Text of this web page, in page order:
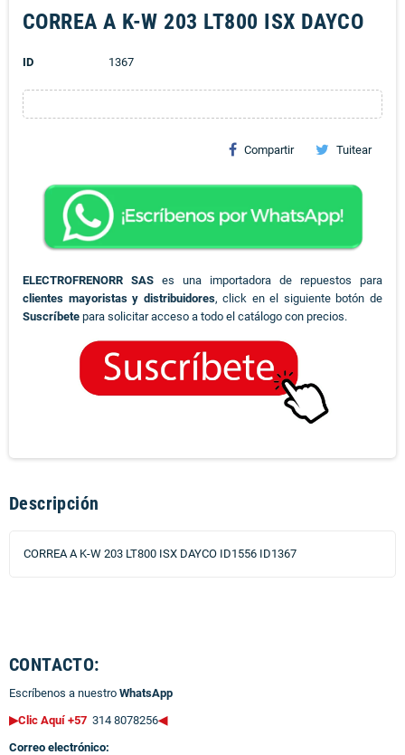
CORREA A K-W 203 LT800 ISX DAYCO
ID 1367
Compartir Tuitear
ELECTROFRENORR SAS es una importadora de repuestos para
clientes mayoristas y distribuidores, click en el siguiente botón de
Suscríbete para solicitar acceso a todo el catálogo con precios.
Descripción
CORREA A K-W 203 LT800 ISX DAYCO ID1556 ID1367
CONTACTO:
Escríbenos a nuestro WhatsApp
▶Clic Aquí +57 314 8078256◀
Correo electrónico: